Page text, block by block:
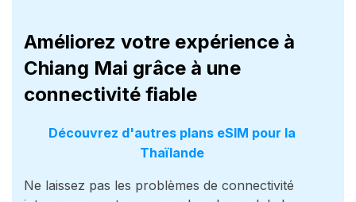
Améliorez votre expérience à
Chiang Mai grâce à une
connectivité fiable
Découvrez d'autres plans eSIM pour la
Thaïlande
Ne laissez pas les problèmes de connectivité